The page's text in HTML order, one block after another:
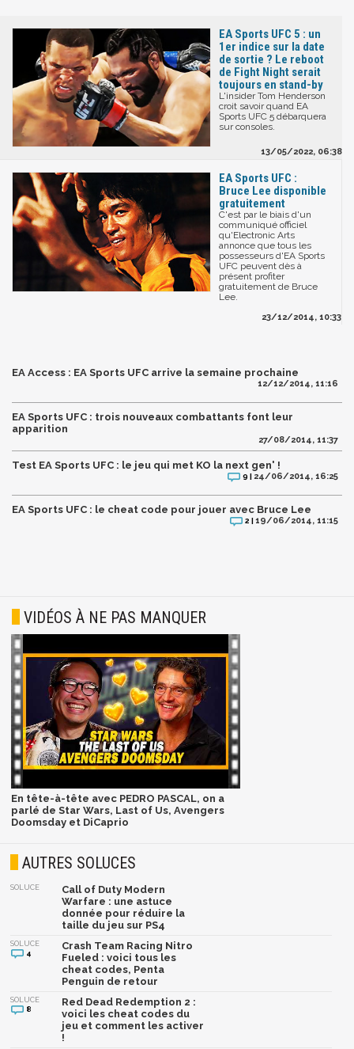
EA Sports UFC 5 : un
1er indice sur la date
de sortie ? Le reboot
de Fight Night serait
toujours en stand-by
L'insider Tom Henderson
croit savoir quand EA
Sports UFC 5 débarquera
sur consoles.
13/05/2022, 06:38
EA Sports UFC :
Bruce Lee disponible
gratuitement
C'est par le biais d'un
communiqué officiel
qu'Electronic Arts
annonce que tous les
possesseurs d'EA Sports
UFC peuvent dès à
présent profiter
gratuitement de Bruce
Lee.
23/12/2014, 10:33
EA Access : EA Sports UFC arrive la semaine prochaine
12/12/2014, 11:16
EA Sports UFC : trois nouveaux combattants font leur
apparition
27/08/2014, 11:37
Test EA Sports UFC : le jeu qui met KO la next gen' !
9 | 24/06/2014, 16:25
EA Sports UFC : le cheat code pour jouer avec Bruce Lee
2 |19/06/2014, 11:15
VIDÉOS À NE PAS MANQUER
En tête-à-tête avec PEDRO PASCAL, on a
parlé de Star Wars, Last of Us, Avengers
Doomsday et DiCaprio
AUTRES SOLUCES
SOLUCE
Call of Duty Modern
Warfare : une astuce
donnée pour réduire la
taille du jeu sur PS4
SOLUCE
4
Crash Team Racing Nitro
Fueled : voici tous les
cheat codes, Penta
Penguin de retour
SOLUCE
8
Red Dead Redemption 2 :
voici les cheat codes du
jeu et comment les activer
!